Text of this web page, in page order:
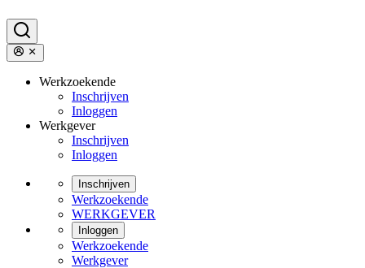
Werkzoekende
Inschrijven
Inloggen
Werkgever
Inschrijven
Inloggen
Inschrijven
Werkzoekende
WERKGEVER
Inloggen
Werkzoekende
Werkgever